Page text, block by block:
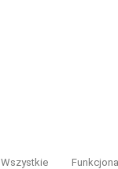
Wszystkie